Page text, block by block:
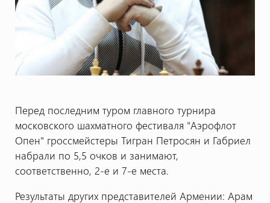
Перед последним туром главного турнира
московского шахматного фестиваля "Аэрофлот
Опен" гроссмейстеры Тигран Петросян и Габриел
набрали по 5,5 очков и занимают,
соответственно, 2-е и 7-е места.
Результаты других представителей Армении: Арам